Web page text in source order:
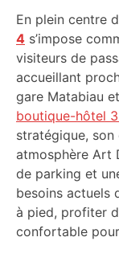
En plein centre
4 s’impose
visiteurs de
accueillant
gare Matabiau
boutique-hôtel
stratégique,
atmosphère Art
de parking et
besoins actuels
à pied, profiter
confortable